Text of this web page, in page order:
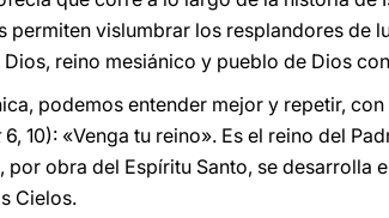
permiten vislumbrar los resplandores de
reino mesiánico y pueblo de Dios
podemos entender mejor y repetir,
6, 10): «Venga tu reino». Es el reino del
obra del Espíritu Santo, se desarrolla
Cielos.